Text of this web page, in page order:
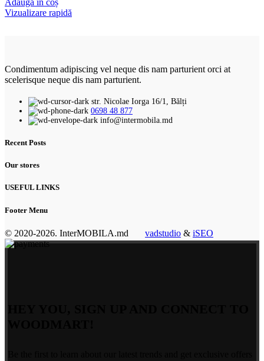
Adaugă în coș
Vizualizare rapidă
Condimentum adipiscing vel neque dis nam parturient orci at
scelerisque neque dis nam parturient.
str. Nicolae Iorga 16/1, Bălți
0698 48 877
info@intermobila.md
Recent Posts
Our stores
USEFUL LINKS
Footer Menu
© 2020-2026. InterMOBILA.md vadstudio & iSEO